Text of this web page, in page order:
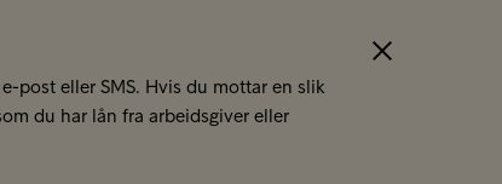
post eller SMS. Hvis du mottar en slik
du har lån fra arbeidsgiver eller